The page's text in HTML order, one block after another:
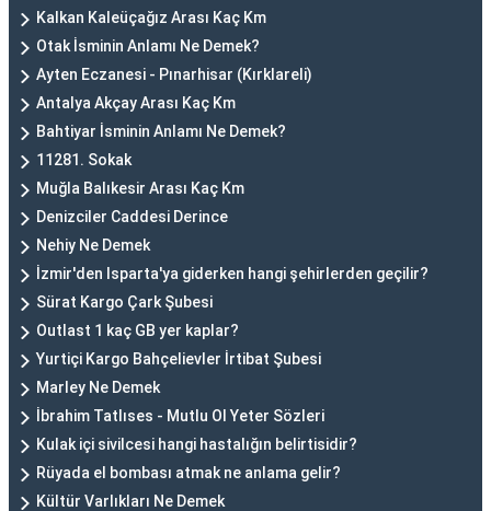
Kalkan Kaleüçağız Arası Kaç Km
Otak İsminin Anlamı Ne Demek?
Ayten Eczanesi - Pınarhisar (Kırklareli)
Antalya Akçay Arası Kaç Km
Bahtiyar İsminin Anlamı Ne Demek?
11281. Sokak
Muğla Balıkesir Arası Kaç Km
Denizciler Caddesi Derince
Nehiy Ne Demek
İzmir'den Isparta'ya giderken hangi şehirlerden geçilir?
Sürat Kargo Çark Şubesi
Outlast 1 kaç GB yer kaplar?
Yurtiçi Kargo Bahçelievler İrtibat Şubesi
Marley Ne Demek
İbrahim Tatlıses - Mutlu Ol Yeter Sözleri
Kulak içi sivilcesi hangi hastalığın belirtisidir?
Rüyada el bombası atmak ne anlama gelir?
Kültür Varlıkları Ne Demek